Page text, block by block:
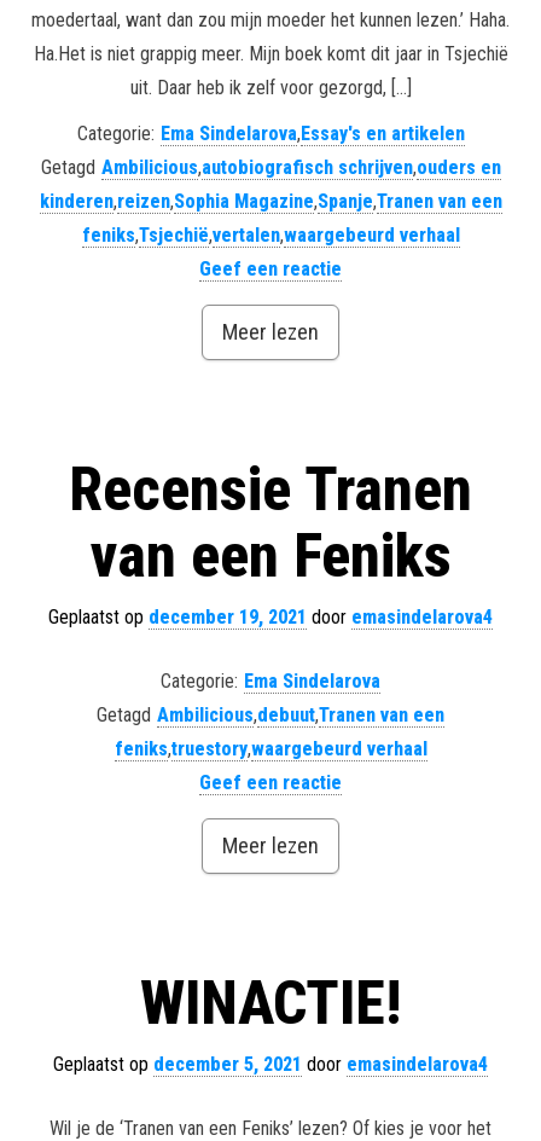
moedertaal, want dan zou mijn moeder het kunnen lezen.’ Haha.
Ha.Het is niet grappig meer. Mijn boek komt dit jaar in Tsjechië
uit. Daar heb ik zelf voor gezorgd, […]
Categorie: Ema Sindelarova,Essay's en artikelen
Getagd Ambilicious,autobiografisch schrijven,ouders en
kinderen,reizen,Sophia Magazine,Spanje,Tranen van een
feniks,Tsjechië,vertalen,waargebeurd verhaal
Geef een reactie
Meer lezen
Recensie Tranen
van een Feniks
Geplaatst op december 19, 2021 door emasindelarova4
Categorie: Ema Sindelarova
Getagd Ambilicious,debuut,Tranen van een
feniks,truestory,waargebeurd verhaal
Geef een reactie
Meer lezen
WINACTIE!
Geplaatst op december 5, 2021 door emasindelarova4
Wil je de ‘Tranen van een Feniks’ lezen? Of kies je voor het